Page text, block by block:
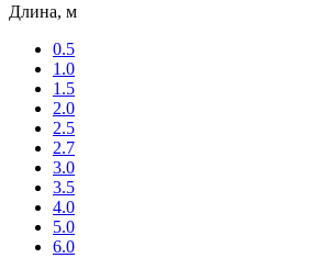
Длина, м
0.5
1.0
1.5
2.0
2.5
2.7
3.0
3.5
4.0
5.0
6.0